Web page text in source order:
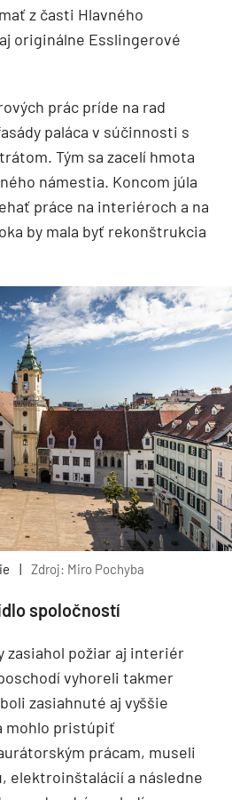
z časti Hlavného
originálne Esslingerové
prác príde na rad
paláca v súčinnosti s
Tým sa zacelí hmota
námestia. Koncom júla
práce na interiéroch a na
by mala byť rekonštrukcia
Zdroj: Miro Pochyba
spoločností
zasiahol požiar aj interiér
vyhoreli takmer
zasiahnuté aj vyššie
mohlo pristúpiť
prácam, museli
elektroinštalácií a následne